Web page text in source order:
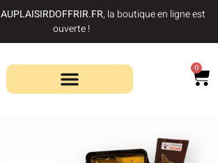
AUPLAISIRDOFFRIR.FR, la boutique en ligne est
ouverte !
0